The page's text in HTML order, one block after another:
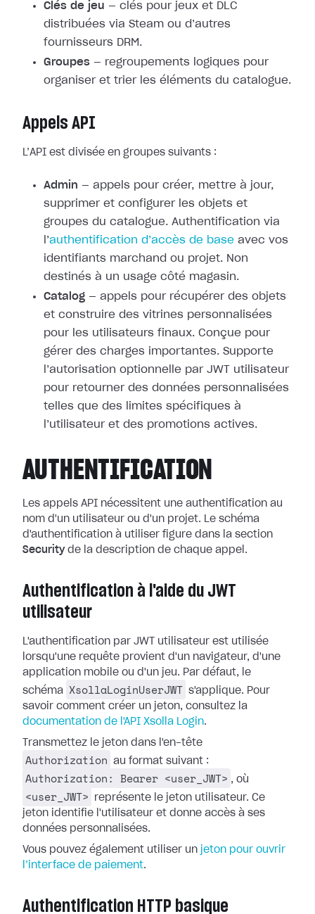
Clés de jeu — clés pour jeux et DLC
distribuées via Steam ou d’autres
fournisseurs DRM.
Groupes — regroupements logiques pour
organiser et trier les éléments du catalogue.
Appels API
L’API est divisée en groupes suivants :
Admin — appels pour créer, mettre à jour,
supprimer et configurer les objets et
groupes du catalogue. Authentification via
l’authentification d’accès de base avec vos
identifiants marchand ou projet. Non
destinés à un usage côté magasin.
Catalog — appels pour récupérer des objets
et construire des vitrines personnalisées
pour les utilisateurs finaux. Conçue pour
gérer des charges importantes. Supporte
l’autorisation optionnelle par JWT utilisateur
pour retourner des données personnalisées
telles que des limites spécifiques à
l’utilisateur et des promotions actives.
AUTHENTIFICATION
Les appels API nécessitent une authentification au
nom d'un utilisateur ou d'un projet. Le schéma
d'authentification à utiliser figure dans la section
Securityde la description de chaque appel.
Authentification à l'aide du JWT
utilisateur
L'authentification par JWT utilisateur est utilisée
lorsqu'une requête provient d'un navigateur, d'une
application mobile ou d'un jeu. Par défaut, le
schéma
XsollaLoginUserJWT s'applique. Pour
savoir comment créer un jeton, consultez la
documentation de l'API Xsolla Login.
Transmettez le jeton dans l'en-tête
Authorization au format suivant :
Authorization: Bearer <user_JWT> , où
<user_JWT>
représente le jeton utilisateur. Ce
jeton identifie l'utilisateur et donne accès à ses
données personnalisées.
Vous pouvez également utiliser un jeton pour ouvrir
l’interface de paiement.
Authentification HTTP basique